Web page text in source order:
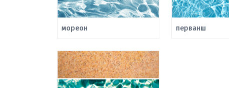
мореон перванш